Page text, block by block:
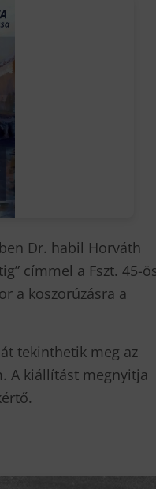
Dr. habil Horváth
címmel a Fszt. 45-
a koszorúzásra a
tekinthetik meg az
A kiállítást megnyitja